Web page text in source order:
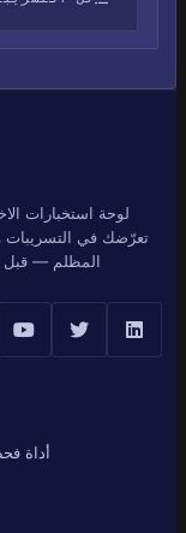
لوحة استخبارات
تعرّضك في التسريبات
المظلم — قبل أن
أداة